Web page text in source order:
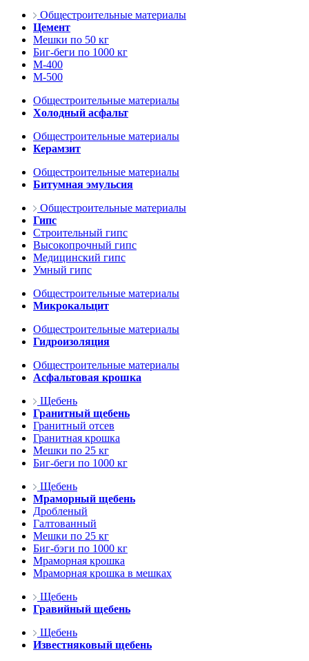
Общестроительные материалы
Цемент
Мешки по 50 кг
Биг-беги по 1000 кг
М-400
М-500
Общестроительные материалы
Холодный асфальт
Общестроительные материалы
Керамзит
Общестроительные материалы
Битумная эмульсия
Общестроительные материалы
Гипс
Строительный гипс
Высокопрочный гипс
Медицинский гипс
Умный гипс
Общестроительные материалы
Микрокальцит
Общестроительные материалы
Гидроизоляция
Общестроительные материалы
Асфальтовая крошка
Щебень
Гранитный щебень
Гранитный отсев
Гранитная крошка
Мешки по 25 кг
Биг-беги по 1000 кг
Щебень
Мраморный щебень
Дробленый
Галтованный
Мешки по 25 кг
Биг-бэги по 1000 кг
Мраморная крошка
Мраморная крошка в мешках
Щебень
Гравийный щебень
Щебень
Известняковый щебень